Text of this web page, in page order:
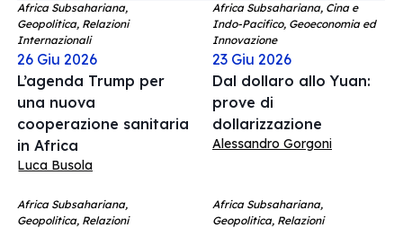
Africa Subsahariana,
Geopolitica, Relazioni
Internazionali
26 Giu 2026
L’agenda Trump per
una nuova
cooperazione sanitaria
in Africa
Luca Busola
Africa Subsahariana, Cina e
Indo-Pacifico, Geoeconomia ed
Innovazione
23 Giu 2026
Dal dollaro allo Yuan:
prove di
dollarizzazione
Alessandro Gorgoni
Africa Subsahariana,
Geopolitica, Relazioni
Africa Subsahariana,
Geopolitica, Relazioni